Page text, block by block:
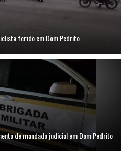
ferido em Dom Pedrito
de mandado judicial em Dom Pedrito